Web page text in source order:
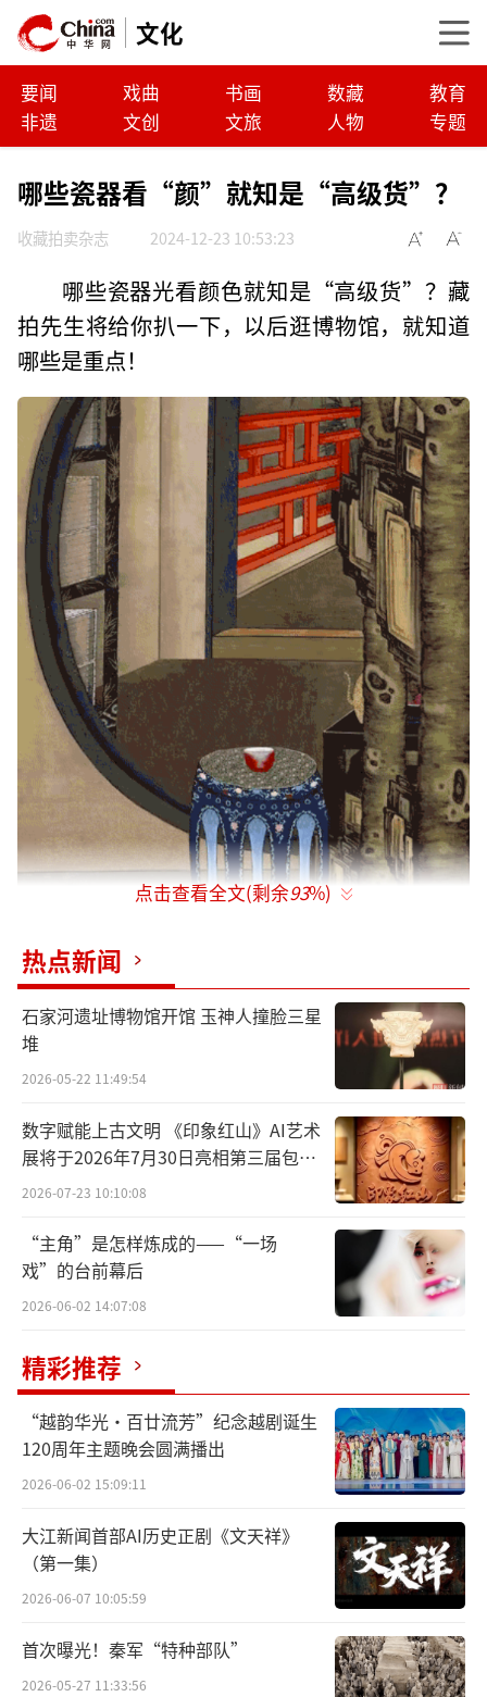
文化
要闻 戏曲 书画 数藏
教育
非遗
文创 文旅 人物 专题
哪些瓷器看“颜”就知是“高级货”？
收藏拍卖杂志 2024-12-23 10:53:23
哪些瓷器光看颜色就知是“高级货”？藏
拍先生将给你扒一下，以后逛博物馆，就知道
哪些是重点！
各种秘方让瓷器高级起来
首先要科普一下，五颜六色的瓷器在古代
并不是那么容易获得的，它们是工匠们累积上
千年的摸索才不断得出经验，什么样的釉配什
么样的材料才能烧出理想的颜色。
而且，开窑烧瓷还要看天吃饭，古时候又
没有温度计，只要瓷窑的温度、空气环境稍有
变化，都会导致烧制失败，通常入窑上百件烧
制，但真正釉色纯正的往往少得可怜。这就决
定了有些釉色天生就带着尊贵的命。
点击查看全文(剩余93%)
热点新闻
石家河遗址博物馆开馆 玉神人撞脸三星
堆
2026-05-22 11:49:54
数字赋能上古文明 《印象红山》AI艺术
展将于2026年7月30日亮相第三届包头
艺博会
2026-07-23 10:10:08
“主角”是怎样炼成的——“一场
戏”的台前幕后
2026-06-02 14:07:08
精彩推荐
“越韵华光·百廿流芳”纪念越剧诞生
120周年主题晚会圆满播出
2026-06-02 15:09:11
大江新闻首部AI历史正剧《文天祥》
（第一集）
2026-06-07 10:05:59
首次曝光！秦军“特种部队”
2026-05-27 11:33:56